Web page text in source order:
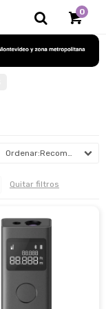
0
Recomendados
Quitar filtros